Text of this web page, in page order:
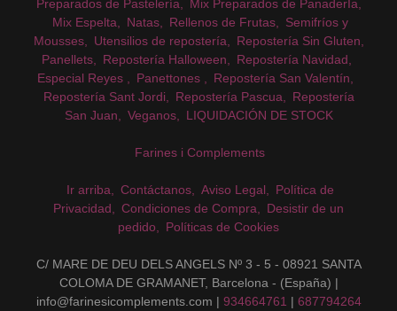
Preparados de Pastelería
Mix Preparados de PanaderÍa
Mix Espelta
Natas Rellenos de Frutas
Semifríos y
Mousses
Utensilios de repostería
Repostería Sin Gluten
Panellets
Repostería Halloween
Repostería Navidad
Especial Reyes
Panettones
Repostería San Valentín
Repostería Sant Jordi
Repostería Pascua
Repostería
San Juan
Veganos LIQUIDACIÓN DE STOCK
Farines i Complements
Ir arriba Contáctanos Aviso Legal
Política de
Privacidad
Condiciones de Compra
Desistir de un
pedido
Políticas de Cookies
C/ MARE DE DEU DELS ANGELS Nº 3 - 5 - 08921 SANTA
COLOMA DE GRAMANET, Barcelona - (España) |
info@farinesicomplements.com | 934664761 | 687794264